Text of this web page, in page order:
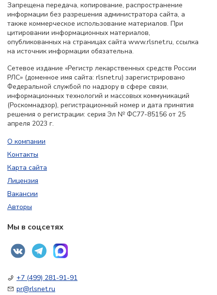
Запрещена передача, копирование, распространение
информации без разрешения администратора сайта, а
также коммерческое использование материалов. При
цитировании информационных материалов,
опубликованных на страницах сайта www.rlsnet.ru, ссылка
на источник информации обязательна.
Сетевое издание «Регистр лекарственных средств России
РЛС» (доменное имя сайта: rlsnet.ru) зарегистрировано
Федеральной службой по надзору в сфере связи,
информационных технологий и массовых коммуникаций
(Роскомнадзор), регистрационный номер и дата принятия
решения о регистрации: серия Эл № ФС77-85156 от 25
апреля 2023 г.
О компании
Контакты
Карта сайта
Лицензия
Вакансии
Авторы
Мы в соцсетях
+7 (499) 281-91-91
pr@rlsnet.ru